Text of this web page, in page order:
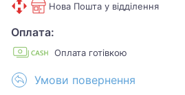
Нова Пошта у відділення
Оплата:
Оплата готівкою
Умови повернення